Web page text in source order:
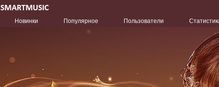
Новинки Популярное Пользователи